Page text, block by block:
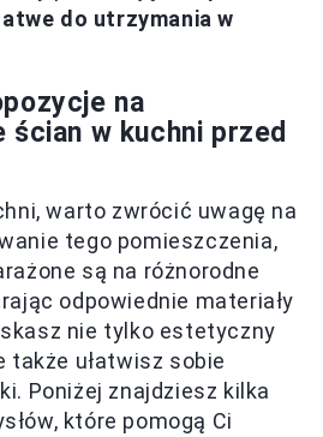
do utrzymania w
na
ścian w kuchni przed
warto zwrócić uwagę na
tego pomieszczenia,
są na różnorodne
odpowiednie materiały
nie tylko estetyczny
także ułatwisz sobie
Poniżej znajdziesz kilka
które pomogą Ci